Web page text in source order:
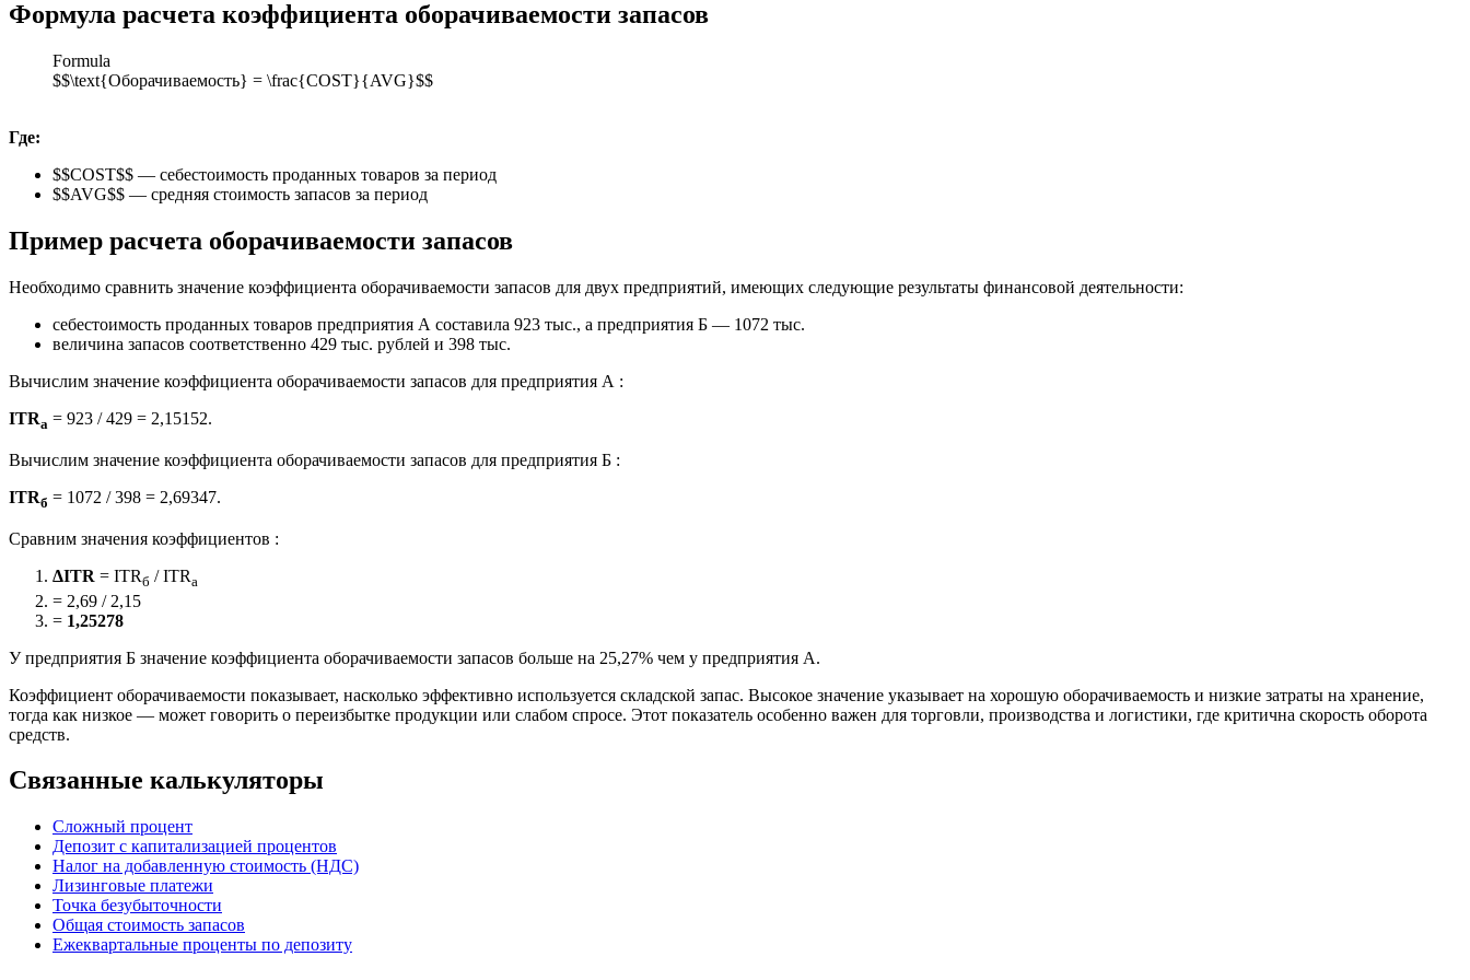
Формула расчета коэффициента оборачиваемости запасов
Formula
$$\text{Оборачиваемость} = \frac{COST}{AVG}$$
Где:
$$COST$$ — себестоимость проданных товаров за период
$$AVG$$ — средняя стоимость запасов за период
Пример расчета оборачиваемости запасов
Необходимо сравнить значение коэффициента оборачиваемости запасов для двух предприятий, имеющих следующие результаты финансовой деятельности:
себестоимость проданных товаров предприятия А составила 923 тыс., а предприятия Б — 1072 тыс.
величина запасов соответственно 429 тыс. рублей и 398 тыс.
Вычислим значение коэффициента оборачиваемости запасов для предприятия А :
ITRа = 923 / 429 = 2,15152.
Вычислим значение коэффициента оборачиваемости запасов для предприятия Б :
ITRб = 1072 / 398 = 2,69347.
Сравним значения коэффициентов :
ΔITR = ITRб / ITRа
= 2,69 / 2,15
= 1,25278
У предприятия Б значение коэффициента оборачиваемости запасов больше на 25,27% чем у предприятия А.
Коэффициент оборачиваемости показывает, насколько эффективно используется складской запас. Высокое значение указывает на хорошую оборачиваемость и низкие затраты на хранение,
тогда как низкое — может говорить о переизбытке продукции или слабом спросе. Этот показатель особенно важен для торговли, производства и логистики, где критична скорость оборота
средств.
Связанные калькуляторы
Сложный процент
Депозит с капитализацией процентов
Налог на добавленную стоимость (НДС)
Лизинговые платежи
Точка безубыточности
Общая стоимость запасов
Ежеквартальные проценты по депозиту